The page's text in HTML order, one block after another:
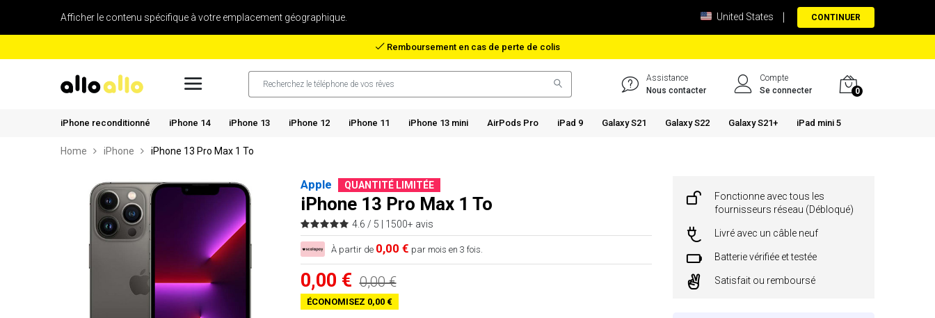
Afficher le contenu spécifique à votre emplacement géographique. United States CONTINUER
Remboursement en cas de perte de colis
Assistance
Nous contacter
Compte
Se connecter
0
iPhone reconditionné iPhone 14 iPhone 13 iPhone 12 iPhone 11 iPhone 13 mini AirPods Pro iPad 9 Galaxy S21 Galaxy S22 Galaxy S21+ iPad mini 5
Home iPhone iPhone 13 Pro Max 1 To
Apple QUANTITÉ LIMITÉE
iPhone 13 Pro Max 1 To
4.6 / 5 | 1500+ avis
À partir de 0,00 € par mois en 3 fois.
0,00 € 0,00 €
ÉCONOMISEZ 0,00 €
Fonctionne avec tous les
fournisseurs réseau (Débloqué)
Livré avec un câble neuf
Batterie vérifiée et testée
Satisfait ou remboursé